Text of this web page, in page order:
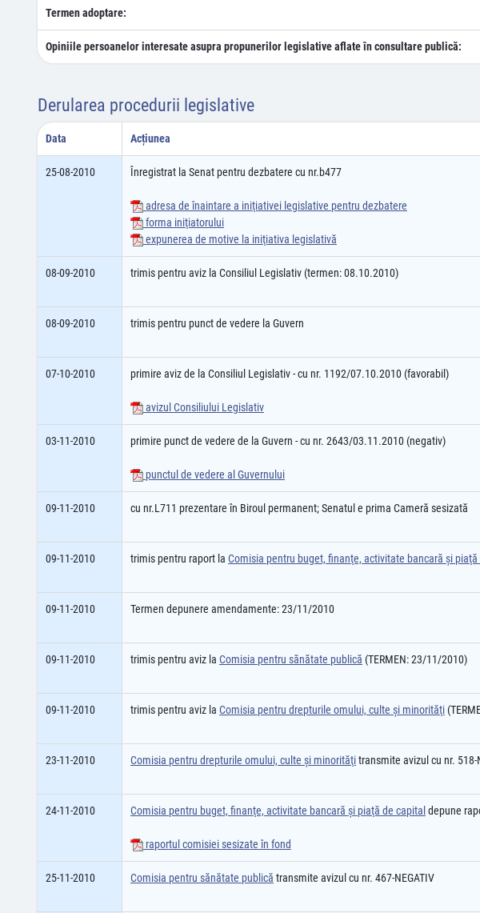
Termen adoptare:
Opiniile persoanelor interesate asupra propunerilor legislative aflate în consultare publică:
Derularea procedurii legislative
Data Acțiunea
25-08-2010 Înregistrat la Senat pentru dezbatere cu nr.b477
adresa de înaintare a iniţiativei legislative pentru dezbatere
forma iniţiatorului
expunerea de motive la iniţiativa legislativă
08-09-2010 trimis pentru aviz la Consiliul Legislativ (termen: 08.10.2010)
08-09-2010 trimis pentru punct de vedere la Guvern
07-10-2010 primire aviz de la Consiliul Legislativ - cu nr. 1192/07.10.2010 (favorabil)
avizul Consiliului Legislativ
03-11-2010 primire punct de vedere de la Guvern - cu nr. 2643/03.11.2010 (negativ)
punctul de vedere al Guvernului
09-11-2010 cu nr.L711 prezentare în Biroul permanent; Senatul e prima Cameră sesizată
09-11-2010 trimis pentru raport la Comisia pentru buget, finanţe, activitate bancară şi piaţă
09-11-2010 Termen depunere amendamente: 23/11/2010
09-11-2010 trimis pentru aviz la Comisia pentru sănătate publică (TERMEN: 23/11/2010)
09-11-2010 trimis pentru aviz la Comisia pentru drepturile omului, culte şi minorităţi
23-11-2010 Comisia pentru drepturile omului, culte şi minorităţitransmite avizul cu nr. 518-
24-11-2010 Comisia pentru buget, finanţe, activitate bancară şi piaţă de capital depune
raportul comisiei sesizate în fond
25-11-2010 Comisia pentru sănătate publică transmite avizul cu nr. 467-NEGATIV